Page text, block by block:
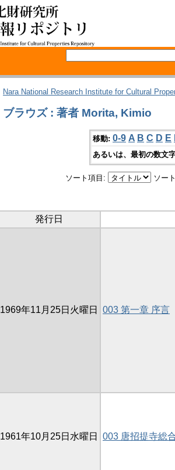
Nara National Research Institute for Cultural
ブラウズ : 著者 Morita, Kimio
移動: 0-9 A B C D E
あるいは、最初の数文
ソート項目: ソー
発行日
1969年11月25日火曜日 003 第一章 序言
1961年10月25日水曜日 003 唐招提寺総